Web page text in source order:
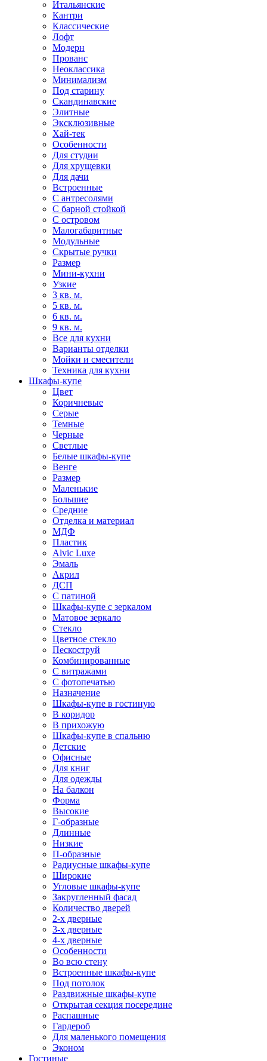
Итальянские
Кантри
Классические
Лофт
Модерн
Прованс
Неоклассика
Минимализм
Под старину
Скандинавские
Элитные
Эксклюзивные
Хай-тек
Особенности
Для студии
Для хрущевки
Для дачи
Встроенные
С антресолями
С барной стойкой
С островом
Малогабаритные
Модульные
Скрытые ручки
Размер
Мини-кухни
Узкие
3 кв. м.
5 кв. м.
6 кв. м.
9 кв. м.
Все для кухни
Варианты отделки
Мойки и смесители
Техника для кухни
Шкафы-купе
Цвет
Коричневые
Серые
Темные
Черные
Светлые
Белые шкафы-купе
Венге
Размер
Маленькие
Большие
Средние
Отделка и материал
МДФ
Пластик
Alvic Luxe
Эмаль
Акрил
ДСП
С патиной
Шкафы-купе с зеркалом
Матовое зеркало
Стекло
Цветное стекло
Пескоструй
Комбинированные
С витражами
С фотопечатью
Назначение
Шкафы-купе в гостиную
В коридор
В прихожую
Шкафы-купе в спальню
Детские
Офисные
Для книг
Для одежды
На балкон
Форма
Высокие
Г-образные
Длинные
Низкие
П-образные
Радиусные шкафы-купе
Широкие
Угловые шкафы-купе
Закругленный фасад
Количество дверей
2-х дверные
3-х дверные
4-х дверные
Особенности
Во всю стену
Встроенные шкафы-купе
Под потолок
Раздвижные шкафы-купе
Открытая секция посередине
Распашные
Гардероб
Для маленького помещения
Эконом
Гостиные